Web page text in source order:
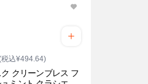
税込¥494.64)
クリーンブレス フ